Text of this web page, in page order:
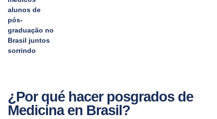
¿Por qué hacer posgrados de
Medicina en Brasil?